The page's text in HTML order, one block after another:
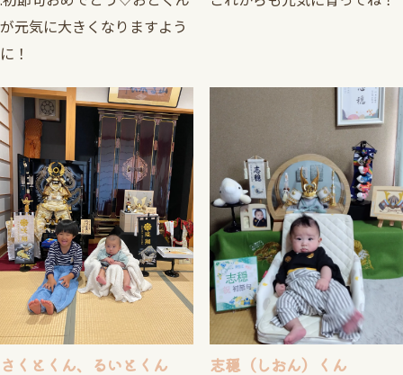
が元気に大きくなりますよう
に！
さくとくん、るいとくん 志穏（しおん）くん